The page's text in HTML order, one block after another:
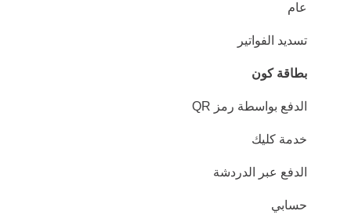
عام
تسديد الفواتير
بطاقة كون
الدفع بواسطة رمز QR
خدمة كليك
الدفع عبر الدردشة
حسابي